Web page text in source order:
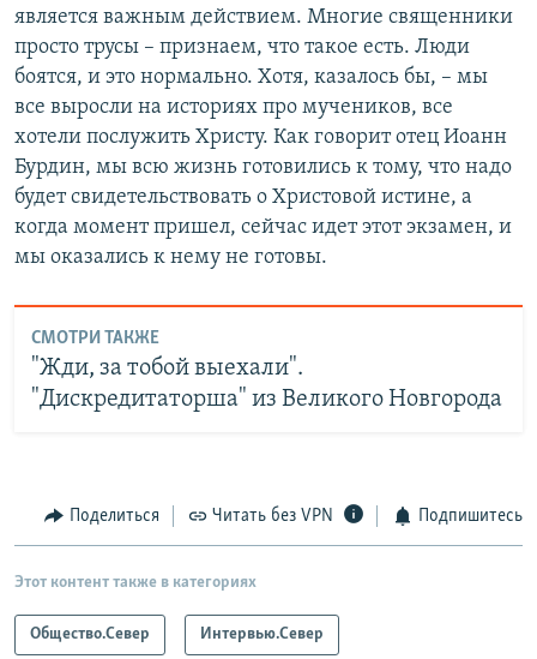
является важным действием. Многие священники
просто трусы – признаем, что такое есть. Люди
боятся, и это нормально. Хотя, казалось бы, – мы
все выросли на историях про мучеников, все
хотели послужить Христу. Как говорит отец Иоанн
Бурдин, мы всю жизнь готовились к тому, что надо
будет свидетельствовать о Христовой истине, а
когда момент пришел, сейчас идет этот экзамен, и
мы оказались к нему не готовы.
СМОТРИ ТАКЖЕ
"Жди, за тобой выехали".
"Дискредитаторша" из Великого Новгорода
Поделиться Читать без VPN Подпишитесь
Этот контент также в категориях
Общество.Север Интервью.Север